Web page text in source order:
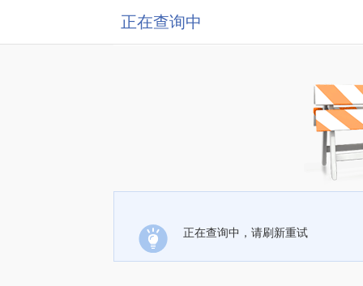
正在查询中
正在查询中，请刷新重试